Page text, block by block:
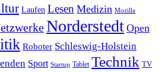
Laufen Lesen Medizin Mozilla
Norderstedt Open
Roboter Schleswig-Holstein
Sport Startup Tablet Technik TV